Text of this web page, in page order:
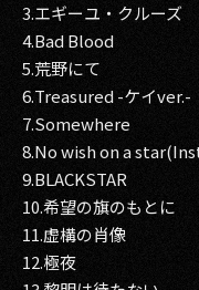
3.エギーユ・クルーズ
4.Bad Blood
5.荒野にて
6.Treasured -ケイver.-
7.Somewhere
8.No wish on a
9.BLACKSTAR
10.希望の旗のもとに
11.虚構の肖像
12.極夜